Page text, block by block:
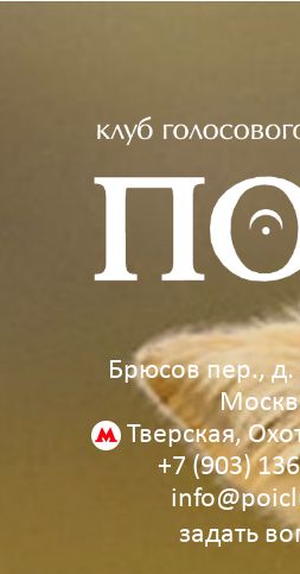
Брюсов пер., д.
Тверская,
+7 (903)
задать